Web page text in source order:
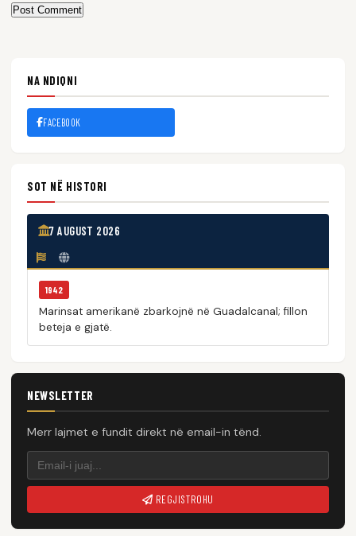
Post Comment
NA NDIQNI
FACEBOOK
SOT NË HISTORI
7 AUGUST 2026
1942
Marinsat amerikanë zbarkojnë në Guadalcanal; fillon
beteja e gjatë.
NEWSLETTER
Merr lajmet e fundit direkt në email-in tënd.
REGJISTROHU